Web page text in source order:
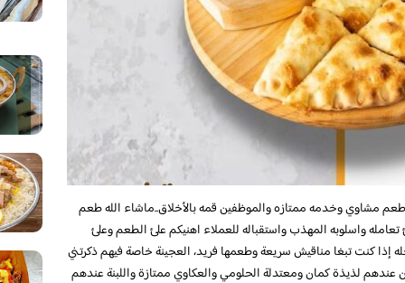
مشاوي وخدمه ممتازه والموظفين قمه بالأخلاق..ماشاء الله طعم
واسلوبه المهذب واستقباله للعملاء اهنيكم علئ الطعم وعلئ
إذا كنت تبغا مناقيش سريعة وطعمها فريد، العجينة خاصة فيهم ذكرتني
عندهم لذيذة كمان ومعتدلة الحلومي والعكاوي ممتازة واللبنة عندهم